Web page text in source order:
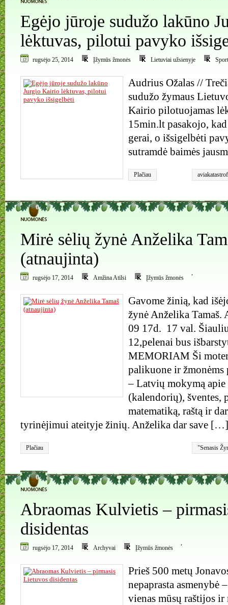
Egėjo jūroje sudužo lakūno
lėktuvas, pilotui pavyko
rugsėjo 25, 2014 Įžymūs žmonės Lietuviai užsienyje
Audrius Ožalas //
sudužo žymaus
Kairio pilotuojamas
15min.lt pasakojo,
gerai, o išsigelbėti
sutramdė baimės
Plačiau
0
Mirė sėlių žynė Anželika
(atnaujinta)
rugsėjo 17, 2014 Amžina Atilsi
,
Įžymūs žmonės
Gavome žinią, kad
žynė Anželika
09 17d. 17 val.
12,pelenai bus
MEMORIAM Ši
palikuone ir
– Latvių mokymą
(kalendorių), šventes,
matematiką, raštą ir
tyrinėjimui ateityje žinių. Anželika dar save […]
Plačiau
"Senasis
0
Abraomas Kulvietis –
disidentas
rugsėjo 17, 2014 Archyvai
,
Įžymūs žmonės
Prieš 500 metų
nepaprasta asmenybė
vienas mūsų raštijos